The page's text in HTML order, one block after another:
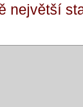
největší